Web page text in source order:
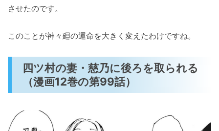
させたのです。
このことが神々廻の運命を大きく変えたわけですね。
四ツ村の妻・慈乃に後ろを取られる
（漫画12巻の第99話）